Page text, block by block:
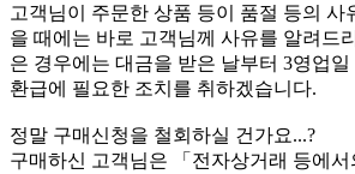
고객님이 주문한 상품 등이 품절 등의 사
을 때에는 바로 고객님께 사유를 알려드
은 경우에는 대금을 받은 날부터 3영업
환급에 필요한 조치를 취하겠습니다.
정말 구매신청을 철회하실 건가요...?
구매하신 고객님은 「전자상거래 등에